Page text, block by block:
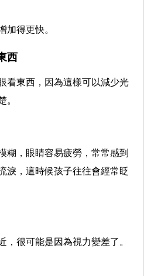
加得更快。
西
看東西，因為這樣可以減少光
。
糊，眼睛容易疲勞，常常感到
淚，這時候孩子往往會經常眨
，很可能是因為視力變差了。